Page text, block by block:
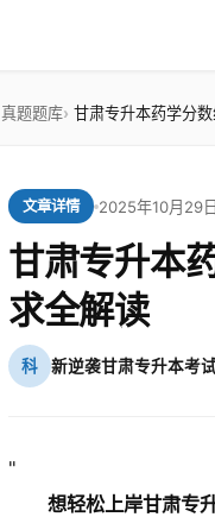
真题题库 甘肃专升本药学分
文章详情 2025年10月29日
甘肃专升本
求全解读
科 新逆袭甘肃专升本考
"
想轻松上岸甘肃专